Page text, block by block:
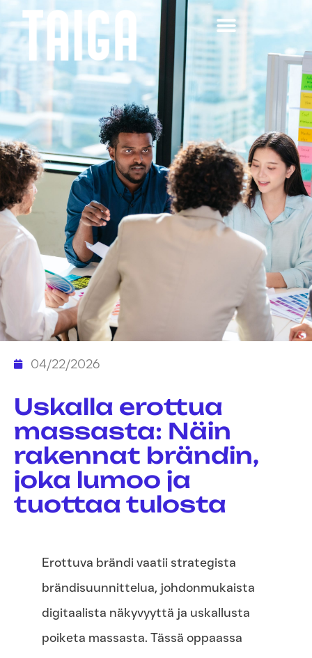
04/22/2026
Uskalla erottua
massasta: Näin
rakennat brändin,
joka lumoo ja
tuottaa tulosta
Erottuva brändi vaatii strategista
brändisuunnittelua, johdonmukaista
digitaalista näkyvyyttä ja uskallusta
poiketa massasta. Tässä oppaassa